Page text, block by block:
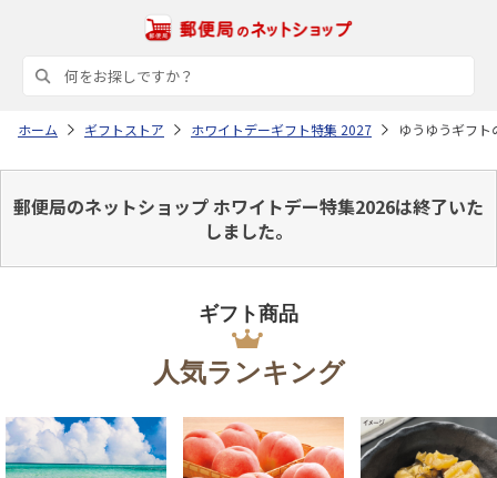
ホーム ギフトストア ホワイトデーギフト特集 2027 ゆうゆうギフ
郵便局のネットショップ ホワイトデー特集2026は終了いた
しました。
ギフト商品
人気ランキング